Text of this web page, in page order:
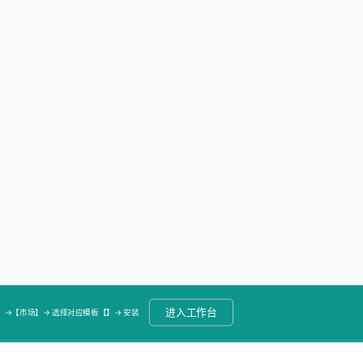
->【市场】-> 选择对应模板【】-> 安装 进入工作台